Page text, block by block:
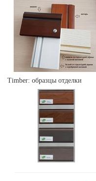
Timber: образцы отделки